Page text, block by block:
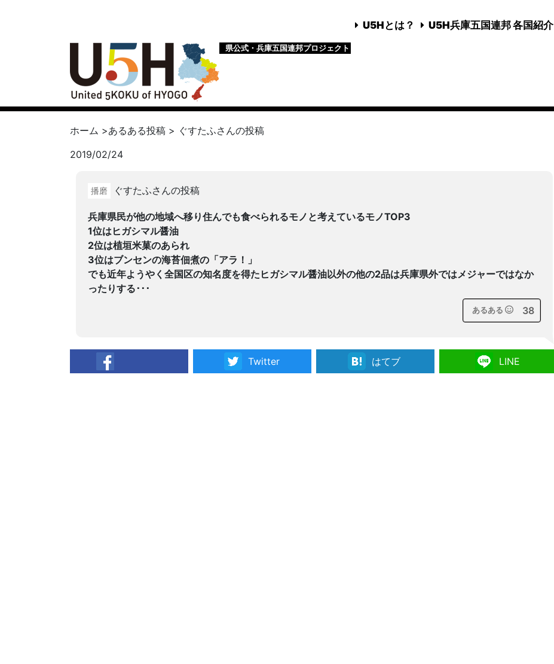
U5Hとは？ U5H兵庫五国連邦 各国紹介
県公式・兵庫五国連邦プロジェクト
ホーム >あるある投稿 > ぐすたふさんの投稿
2019/02/24
播磨 ぐすたふさんの投稿
兵庫県民が他の地域へ移り住んでも食べられるモノと考えているモノTOP3
1位はヒガシマル醤油
2位は植垣米菓のあられ
3位はブンセンの海苔佃煮の「アラ！」
でも近年ようやく全国区の知名度を得たヒガシマル醤油以外の他の2品は兵庫県外ではメジャーではなか
ったりする･･･
あるある 38
Twitter はてブ LINE